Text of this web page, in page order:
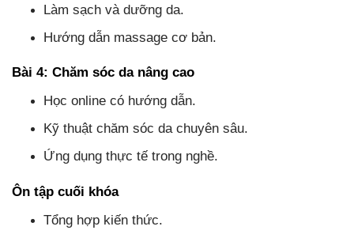
Làm sạch và dưỡng da.
Hướng dẫn massage cơ bản.
Bài 4: Chăm sóc da nâng cao
Học online có hướng dẫn.
Kỹ thuật chăm sóc da chuyên sâu.
Ứng dụng thực tế trong nghề.
Ôn tập cuối khóa
Tổng hợp kiến thức.